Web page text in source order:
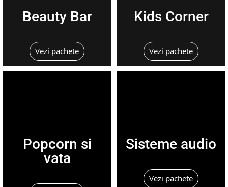
Beauty Bar
Vezi pachete
Kids Corner
Vezi pachete
Popcorn si
vata
Sisteme audio
Vezi pachete